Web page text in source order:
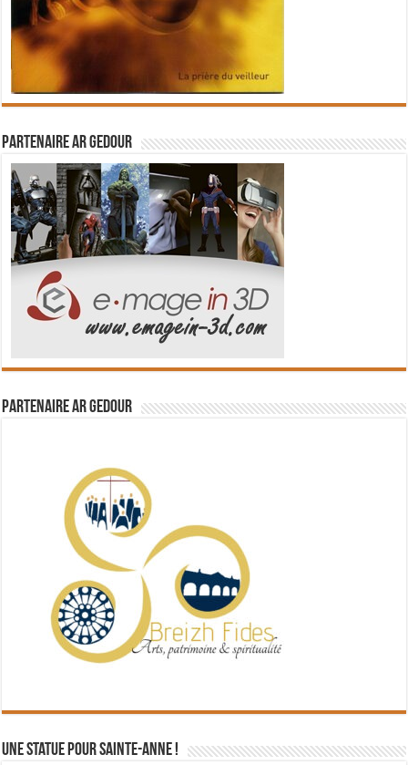
Partenaire Ar Gedour
Partenaire Ar Gedour
Une statue pour Sainte-Anne !